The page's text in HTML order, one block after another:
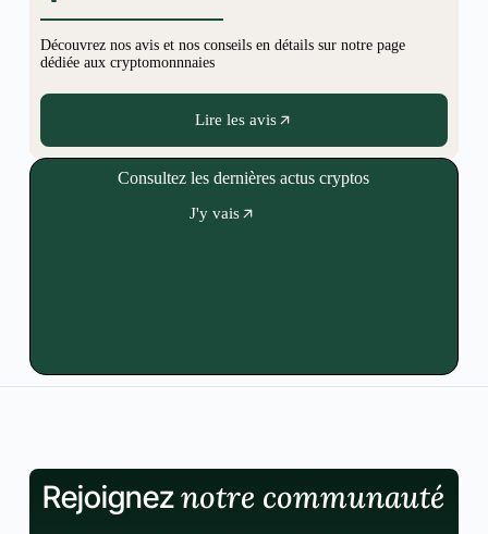
Découvrez nos avis et nos conseils en détails sur notre page
dédiée aux cryptomonnnaies
Lire les avis
Consultez les dernières actus cryptos
J'y vais
Rejoigneznotre communauté